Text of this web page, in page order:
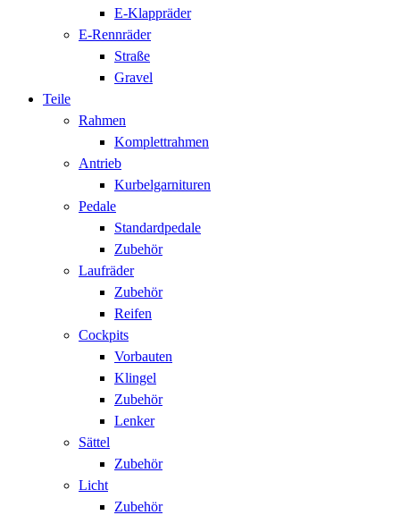
E-Klappräder
E-Rennräder
Straße
Gravel
Teile
Rahmen
Komplettrahmen
Antrieb
Kurbelgarnituren
Pedale
Standardpedale
Zubehör
Laufräder
Zubehör
Reifen
Cockpits
Vorbauten
Klingel
Zubehör
Lenker
Sättel
Zubehör
Licht
Zubehör